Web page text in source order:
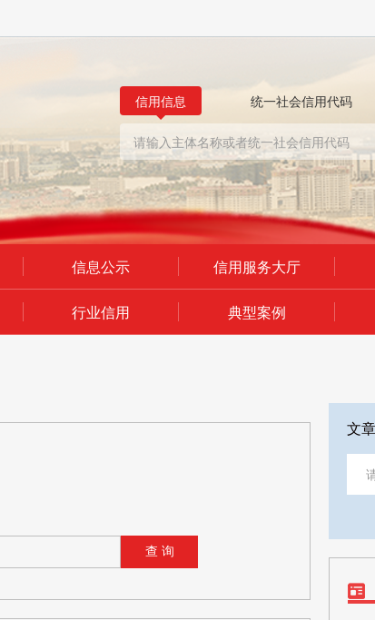
信用信息 统一社会信用代码
信息公示 信用服务大厅
行业信用 典型案例
查 询
文